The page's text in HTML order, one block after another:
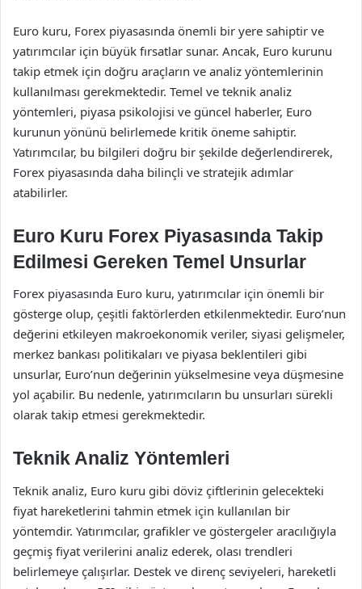
Euro kuru, Forex piyasasında önemli bir yere sahiptir ve
yatırımcılar için büyük fırsatlar sunar. Ancak, Euro kurunu
takip etmek için doğru araçların ve analiz yöntemlerinin
kullanılması gerekmektedir. Temel ve teknik analiz
yöntemleri, piyasa psikolojisi ve güncel haberler, Euro
kurunun yönünü belirlemede kritik öneme sahiptir.
Yatırımcılar, bu bilgileri doğru bir şekilde değerlendirerek,
Forex piyasasında daha bilinçli ve stratejik adımlar
atabilirler.
Euro Kuru Forex Piyasasında Takip
Edilmesi Gereken Temel Unsurlar
Forex piyasasında Euro kuru, yatırımcılar için önemli bir
gösterge olup, çeşitli faktörlerden etkilenmektedir. Euro’nun
değerini etkileyen makroekonomik veriler, siyasi gelişmeler,
merkez bankası politikaları ve piyasa beklentileri gibi
unsurlar, Euro’nun değerinin yükselmesine veya düşmesine
yol açabilir. Bu nedenle, yatırımcıların bu unsurları sürekli
olarak takip etmesi gerekmektedir.
Teknik Analiz Yöntemleri
Teknik analiz, Euro kuru gibi döviz çiftlerinin gelecekteki
fiyat hareketlerini tahmin etmek için kullanılan bir
yöntemdir. Yatırımcılar, grafikler ve göstergeler aracılığıyla
geçmiş fiyat verilerini analiz ederek, olası trendleri
belirlemeye çalışırlar. Destek ve direnç seviyeleri, hareketli